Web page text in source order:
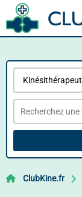
ClubKine.fr